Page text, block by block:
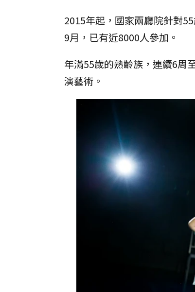
2015年起，國家兩廳院針對
9月，已有近8000人參加。
年滿55歲的熟齡族，連續6周
演藝術。